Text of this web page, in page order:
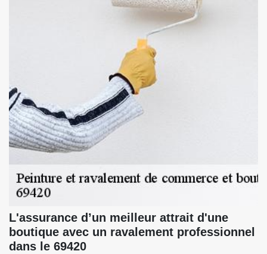
L'assurance d’un meilleur attrait d'une
boutique avec un ravalement professionnel
dans le 69420